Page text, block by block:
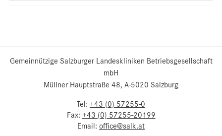
Gemeinnützige Salzburger Landeskliniken Betriebsgesellschaft
mbH
Müllner Hauptstraße 48, A-5020 Salzburg
Tel: +43 (0) 57255-0
Fax: +43 (0) 57255-20199
Email: office@salk.at